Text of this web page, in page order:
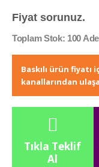
Fiyat sorunuz.
Toplam Stok: 100
Baskılı ürün fiyatı
kanallarından
Tıkla Teklif
Al